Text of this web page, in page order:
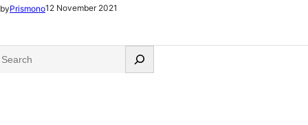
afiliasi subholding gas Pertamina kembali
Kegiatan kali ini digelar di dua lokasi Kecamatan Gempol,
Pasuruan, Jawa Timur. Sebanyak 257 warga Desa Winong,
byPrismono12 November 2021
S